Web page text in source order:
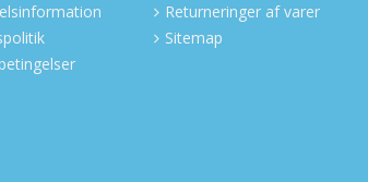
Returneringer af varer
Sitemap